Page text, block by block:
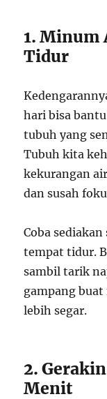
1. Minum
Tidur
hari bisa
tubuh yang
Tubuh kita
kekurangan
dan susah
Coba
tempat tidur.
sambil tarik
gampang
lebih segar.
2.
Menit